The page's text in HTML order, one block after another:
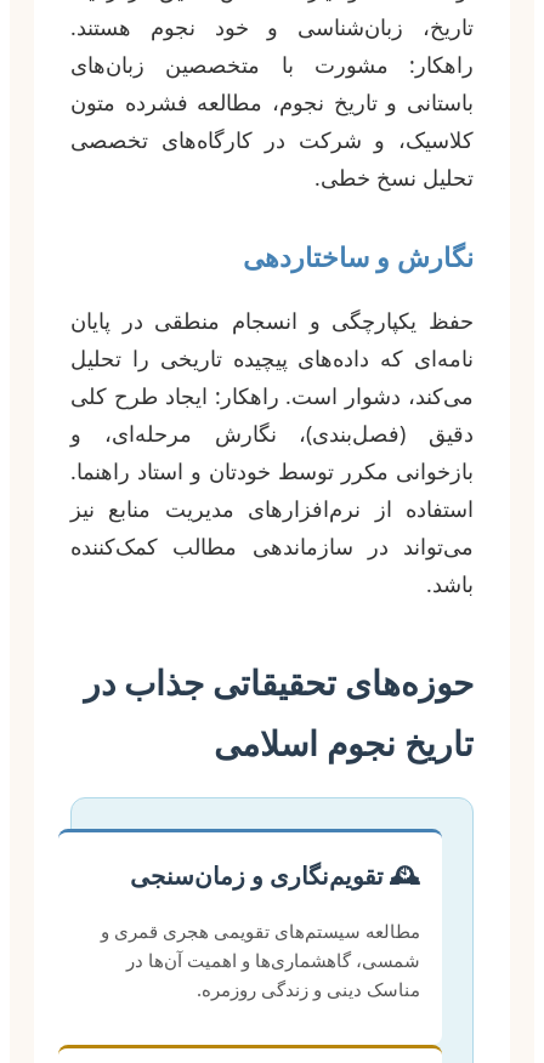
تاریخ، زبان‌شناسی و خود نجوم هستند.
راهکار: مشورت با متخصصین زبان‌های
باستانی و تاریخ نجوم، مطالعه فشرده متون
کلاسیک، و شرکت در کارگاه‌های تخصصی
تحلیل نسخ خطی.
نگارش و ساختاردهی
حفظ یکپارچگی و انسجام منطقی در پایان
نامه‌ای که داده‌های پیچیده تاریخی را تحلیل
می‌کند، دشوار است. راهکار: ایجاد طرح کلی
دقیق (فصل‌بندی)، نگارش مرحله‌ای، و
بازخوانی مکرر توسط خودتان و استاد راهنما.
استفاده از نرم‌افزارهای مدیریت منابع نیز
می‌تواند در سازماندهی مطالب کمک‌کننده
باشد.
حوزه‌های تحقیقاتی جذاب در
تاریخ نجوم اسلامی
🕰️ تقویم‌نگاری و زمان‌سنجی
مطالعه سیستم‌های تقویمی هجری قمری و
شمسی، گاهشماری‌ها و اهمیت آن‌ها در
مناسک دینی و زندگی روزمره.